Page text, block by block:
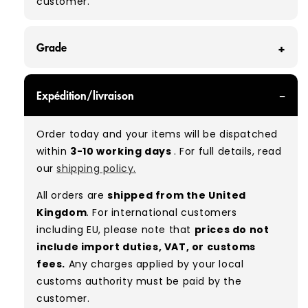
Grade
you can expect a mix of items in great and
good condition. Some will be defect-free, while
others will show signs of wear. There is no set
ratio between Grade A and Grade B items
included in our bales due to the nature of
used/vintage clothing.
Typical mix:A 80% B 20%(approx.)
Expédition/livraison
Order today and your items will be dispatched
within 3-10 working days. For full details, read
ourshipping policy.
All orders are shipped from the United
Kingdom. For international customers
including EU, please note that prices do not
include import duties, VAT, or customs
fees. Any charges applied by your local
customs authority must be paid by the
customer.